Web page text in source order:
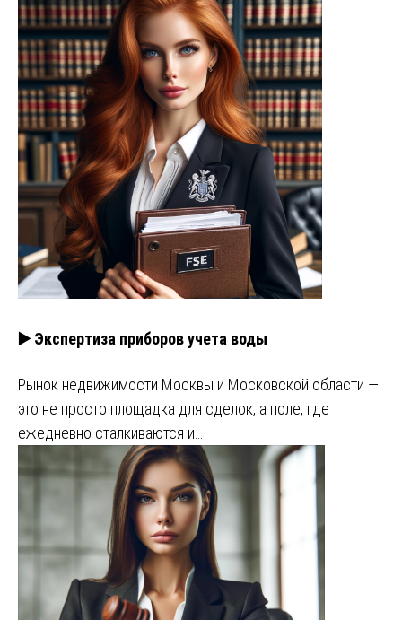
▶️ Экспертиза приборов учета воды
Рынок недвижимости Москвы и Московской области —
это не просто площадка для сделок, а поле, где
ежедневно сталкиваются и…